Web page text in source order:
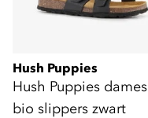
Hush Puppies
Hush Puppies dames
bio slippers zwart